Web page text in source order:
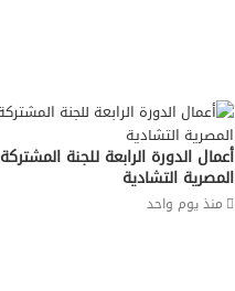
أعمال الدورة الرابعة للجنة المشتركة
المصرية التشادية
منذ يوم واحد